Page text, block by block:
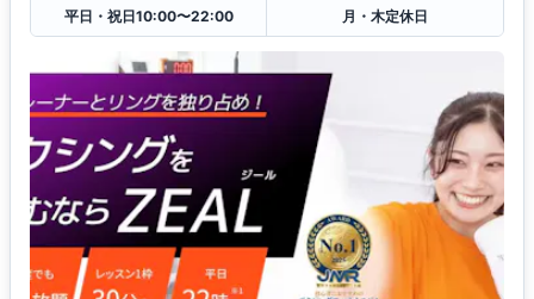
平日・祝日10:00〜22:00
月・木定休日